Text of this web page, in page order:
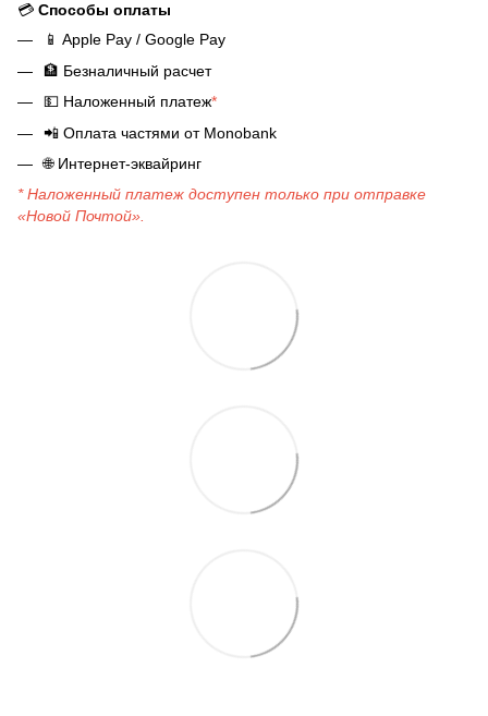
💳 Способы оплаты
📱 Apple Pay / Google Pay
🏦 Безналичный расчет
💵 Наложенный платеж*
📲 Оплата частями от Monobank
🌐Интернет-эквайринг
* Наложенный платеж доступен только при отправке
«Новой Почтой».